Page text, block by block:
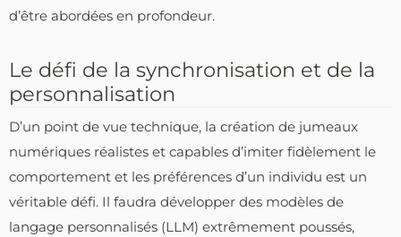
d’être abordées en profondeur.
Le défi de la synchronisation et de la
personnalisation
D’un point de vue technique, la création de jumeaux
numériques réalistes et capables d’imiter fidèlement le
comportement et les préférences d’un individu est un
véritable défi. Il faudra développer des modèles de
langage personnalisés (LLM) extrêmement poussés,